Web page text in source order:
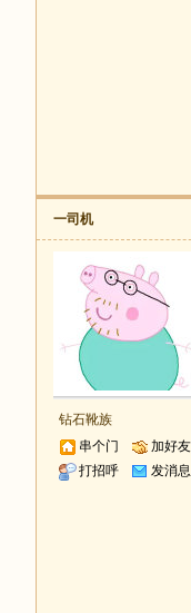
一司机
钻石靴族
串个门
加好友
打招呼
发消息